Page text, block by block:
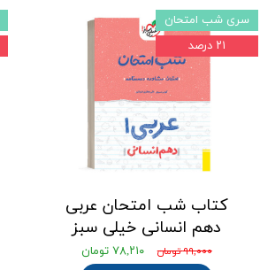
کتاب شب امتحان عربی
دهم انسانی خیلی سبز
۹۹,۰۰۰ تومان ۷۸,۲۱۰ تومان
سری شب امتحان
۲۱ درصد